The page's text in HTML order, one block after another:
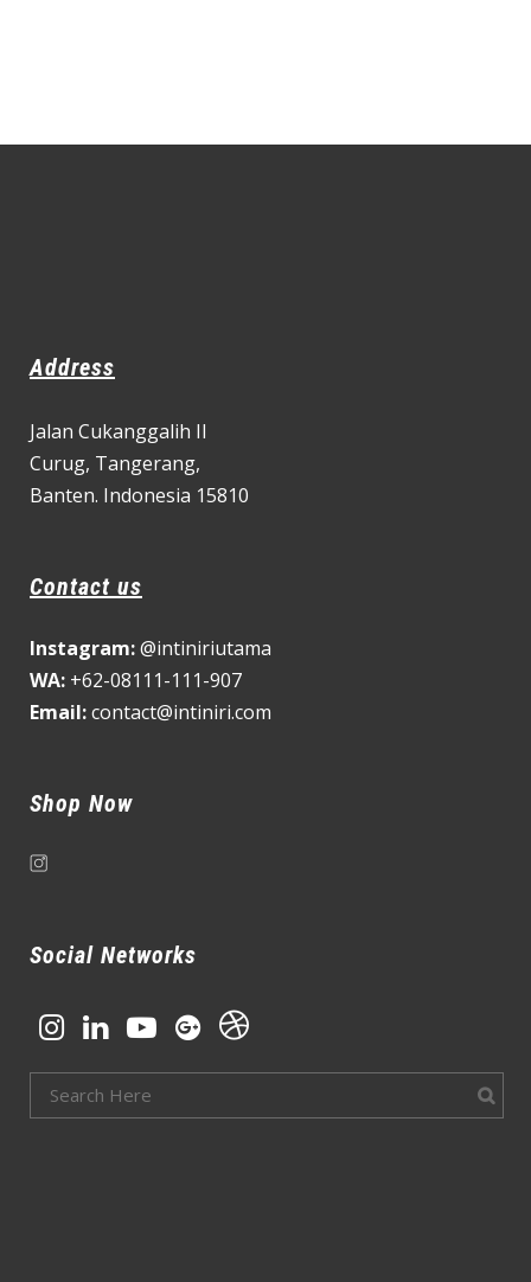
Address
Jalan Cukanggalih II
Curug, Tangerang,
Banten. Indonesia 15810
Contact us
Instagram:@intiniriutama
WA: +62-08111-111-907
Email:contact@intiniri.com
Shop Now
Social Networks